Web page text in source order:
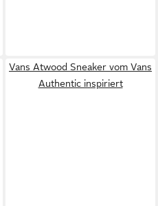
Vans Atwood Sneaker vom Vans
Authentic inspiriert